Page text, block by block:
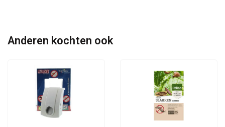
Anderen kochten ook